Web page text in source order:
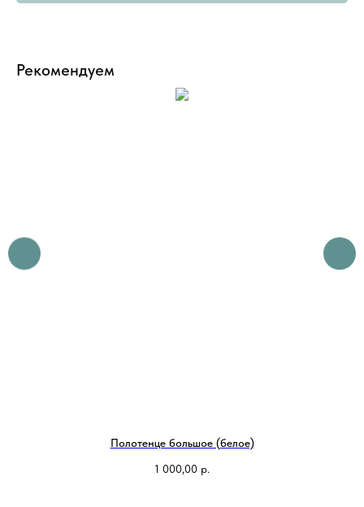
Рекомендуем
Полотенце большое (белое)
1 000,00 р.